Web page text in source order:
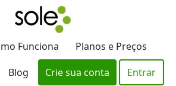
Funciona
Planos e Preços
Blog Crie sua conta Entrar